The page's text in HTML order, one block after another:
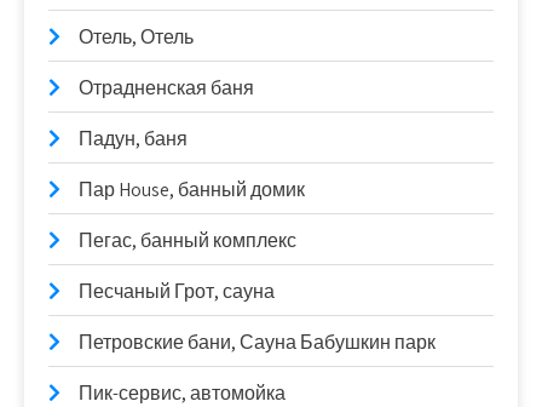
Отель, Отель
Отрадненская баня
Падун, баня
Пар House, банный домик
Пегас, банный комплекс
Песчаный Грот, сауна
Петровские бани, Сауна Бабушкин парк
Пик-сервис, автомойка